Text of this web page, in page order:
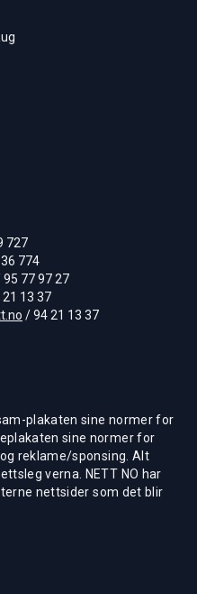
727
774
95 77 97 27
13 37
/ 94 21 13 37
plakaten sine normer for
sine normer for
reklame/sponsing. Alt
verna. NETT NO har
nettsider som det blir